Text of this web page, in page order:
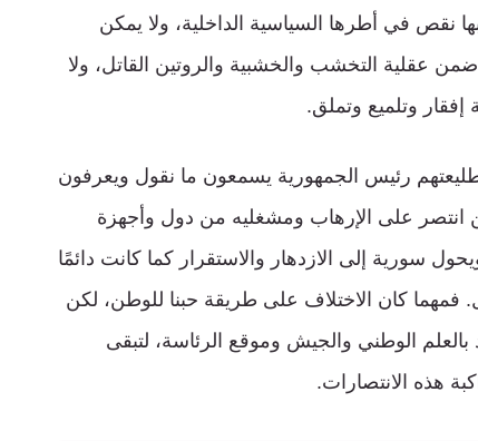
في أطرها السياسية الداخلية، ولا يمكن
عقلية التخشب والخشبية والروتين القاتل، ولا
وتلميع وتملق.
رئيس الجمهورية يسمعون ما نقول ويعرفون
على الإرهاب ومشغليه من دول وأجهزة
سورية إلى الازدهار والاستقرار كما كانت دائمًا
فمهما كان الاختلاف على طريقة حبنا للوطن، لكن
الوطني والجيش وموقع الرئاسة، لتبقى
هذه الانتصارات.